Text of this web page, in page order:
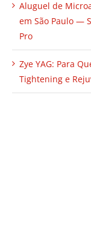
Aluguel de
em São Paulo —
Pro
Zye YAG: Para
Tightening e